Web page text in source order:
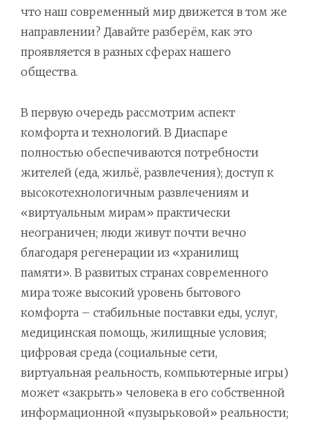
что наш современный мир движется в том же
направлении? Давайте разберём, как это
проявляется в разных сферах нашего
общества.
В первую очередь рассмотрим аспект
комфорта и технологий. В Диаспаре
полностью обеспечиваются потребности
жителей (еда, жильё, развлечения); доступ к
высокотехнологичным развлечениям и
«виртуальным мирам» практически
неограничен; люди живут почти вечно
благодаря регенерации из «хранилищ
памяти». В развитых странах современного
мира тоже высокий уровень бытового
комфорта – стабильные поставки еды, услуг,
медицинская помощь, жилищные условия;
цифровая среда (социальные сети,
виртуальная реальность, компьютерные игры)
может «закрыть» человека в его собственной
информационной «пузырьковой» реальности;